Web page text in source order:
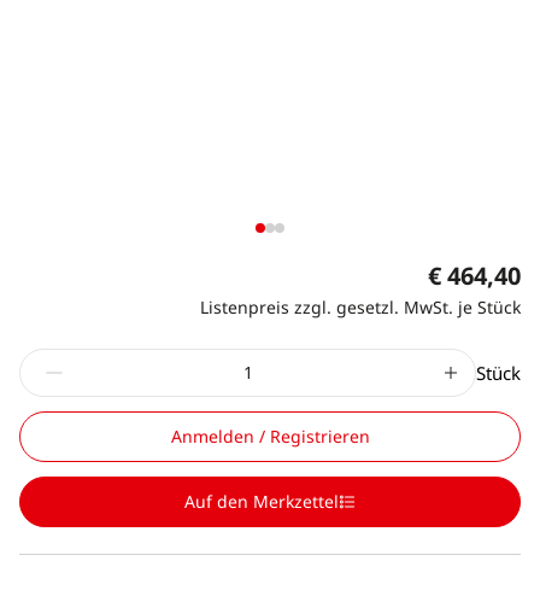
€ 464,40
Listenpreis zzgl. gesetzl. MwSt. je Stück
Stück
Anmelden / Registrieren
Auf den Merkzettel